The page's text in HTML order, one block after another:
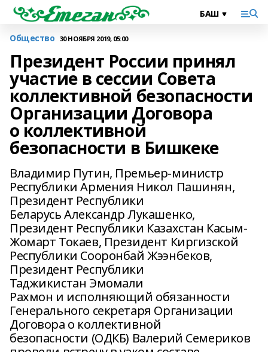
Общество 30 НОЯБРЯ 2019, 05:00
Президент России принял
участие в сессии Совета
коллективной безопасности
Организации Договора
о коллективной
безопасности в Бишкеке
Владимир Путин, Премьер-министр
Республики Армения Никол Пашинян,
Президент Республики
Беларусь Александр Лукашенко,
Президент Республики Казахстан Касым-
Жомарт Токаев, Президент Киргизской
Республики Сооронбай Жээнбеков,
Президент Республики
Таджикистан Эмомали
Рахмон и исполняющий обязанности
Генерального секретаря Организации
Договора о коллективной
безопасности (ОДКБ) Валерий Семериков